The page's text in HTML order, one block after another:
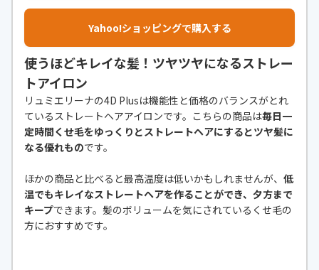
Yahoo!ショッピングで購入する
使うほどキレイな髪！ツヤツヤになるストレー
トアイロン
リュミエリーナの4D Plusは機能性と価格のバランスがとれ
ているストレートヘアアイロンです。こちらの商品は毎日一
定時間くせ毛をゆっくりとストレートヘアにするとツヤ髪に
なる優れものです。
ほかの商品と比べると最高温度は低いかもしれませんが、 低
温でもキレイなストレートヘアを作ることができ、夕方まで
キープできます。髪のボリュームを気にされているくせ毛の
方におすすめです。